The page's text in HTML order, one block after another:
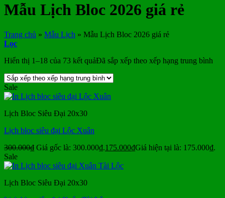
Mẫu Lịch Bloc 2026 giá rẻ
Trang chủ » Mẫu Lịch » Mẫu Lịch Bloc 2026 giá rẻ
Lọc
Hiển thị 1–18 của 73 kết quảĐã sắp xếp theo xếp hạng trung bình
Sale
Lịch Bloc Siêu Đại 20x30
Lịch bloc siêu đại Lộc Xuân
300.000₫ Giá gốc là: 300.000₫.175.000₫Giá hiện tại là: 175.000₫.
Sale
Lịch Bloc Siêu Đại 20x30